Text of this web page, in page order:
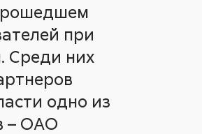
при
Среди них
одно из
– ОАО